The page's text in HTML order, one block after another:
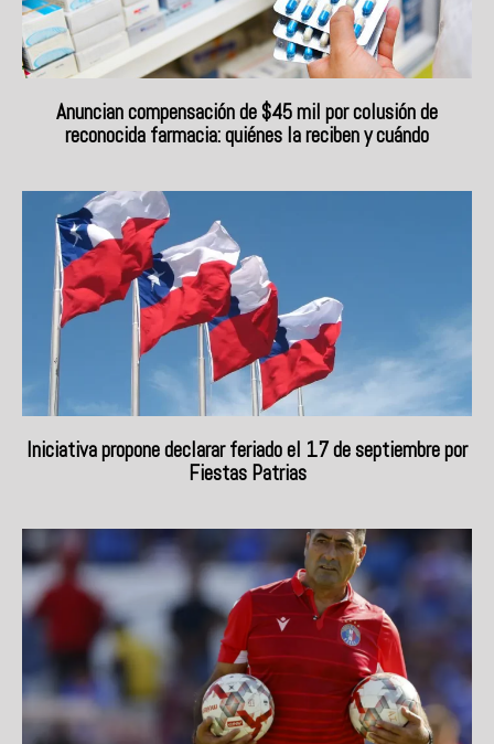
Anuncian compensación de $45 mil por colusión de
reconocida farmacia: quiénes la reciben y cuándo
Iniciativa propone declarar feriado el 17 de septiembre por
Fiestas Patrias